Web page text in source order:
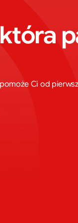
Ci od